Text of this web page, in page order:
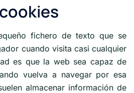
fichero de texto que se
cuando visita casi cualquier
es que la web sea capaz de
vuelva a navegar por esa
almacenar información de